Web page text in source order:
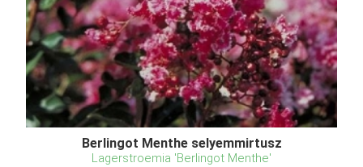
Berlingot Menthe selyemmirtusz
Lagerstroemia 'Berlingot Menthe'